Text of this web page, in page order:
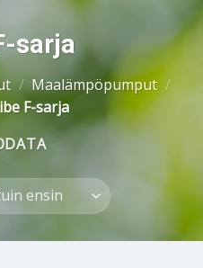
sarja
/ Maalämpöpumput /
F-sarja